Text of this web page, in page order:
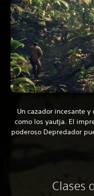
Un cazador incesante
como los yautja. El
poderoso Depredador
Clases